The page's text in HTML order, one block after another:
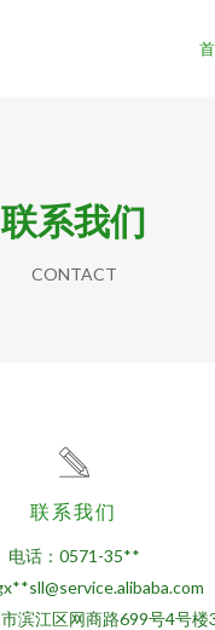
联系我们
CONTACT
联系我们
电话：0571-35**
sll@service.alibaba.com
滨江区网商路699号4号楼